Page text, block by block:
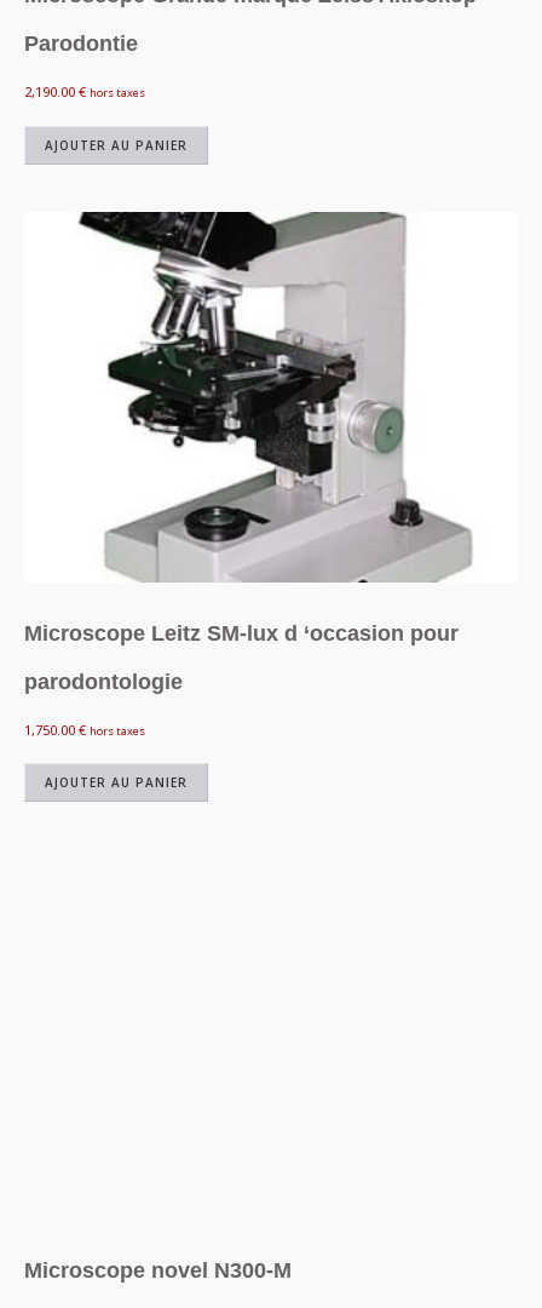
Parodontie
2,190.00 € hors taxes
AJOUTER AU PANIER
Microscope Leitz SM-lux d ‘occasion pour
parodontologie
1,750.00 € hors taxes
AJOUTER AU PANIER
Microscope novel N300-M